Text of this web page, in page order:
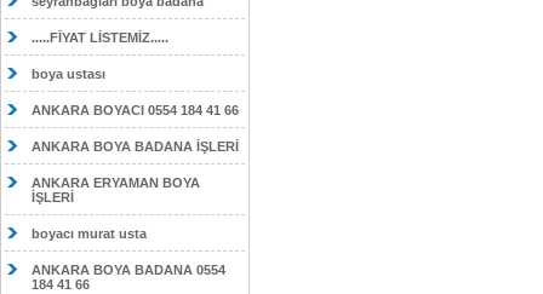
.....FİYAT LİSTEMİZ.....
boya ustası
ANKARA BOYACI 0554 184 41 66
ANKARA BOYA BADANA İŞLERİ
ANKARA ERYAMAN BOYA
İŞLERİ
boyacı murat usta
ANKARA BOYA BADANA 0554
184 41 66